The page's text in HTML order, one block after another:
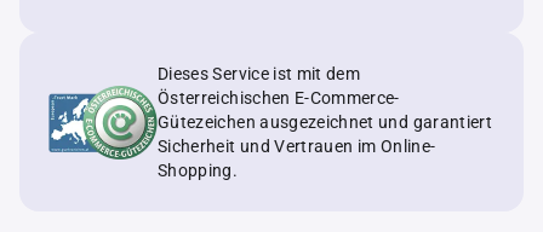
Dieses Service ist mit dem
Österreichischen E-Commerce-
Gütezeichen ausgezeichnet und garantiert
Sicherheit und Vertrauen im Online-
Shopping.